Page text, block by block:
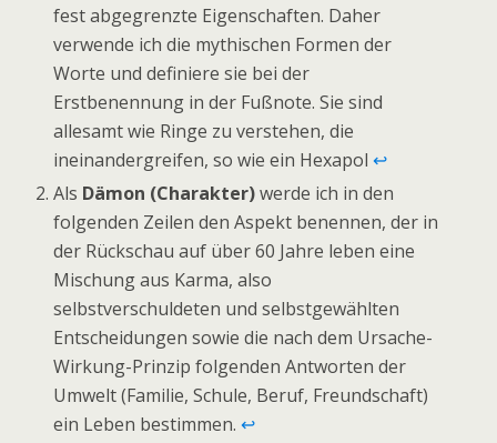
fest abgegrenzte Eigenschaften. Daher
verwende ich die mythischen Formen der
Worte und definiere sie bei der
Erstbenennung in der Fußnote. Sie sind
allesamt wie Ringe zu verstehen, die
ineinandergreifen, so wie ein Hexapol↩
Als Dämon (Charakter)werde ich in den
folgenden Zeilen den Aspekt benennen, der in
der Rückschau auf über 60 Jahre leben eine
Mischung aus Karma, also
selbstverschuldeten und selbstgewählten
Entscheidungen sowie die nach dem Ursache-
Wirkung-Prinzip folgenden Antworten der
Umwelt (Familie, Schule, Beruf, Freundschaft)
ein Leben bestimmen.↩